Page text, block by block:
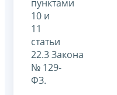
пунктами
10 и
11
статьи
22.3 Закона
№ 129-
ФЗ.